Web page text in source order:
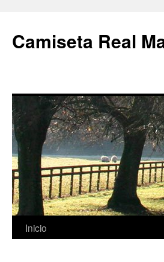
Camiseta Real
Saltar
Inicio